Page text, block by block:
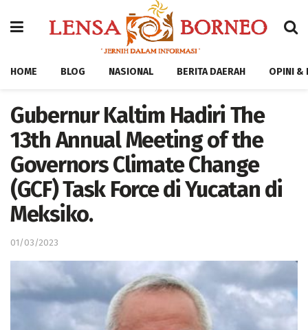
HOME BLOG NASIONAL BERITA DAERAH OPINI &
Gubernur Kaltim Hadiri The
13th Annual Meeting of the
Governors Climate Change
(GCF) Task Force di Yucatan di
Meksiko.
01/03/2023